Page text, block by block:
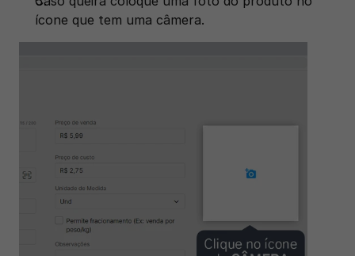
ícone que tem uma câmera.